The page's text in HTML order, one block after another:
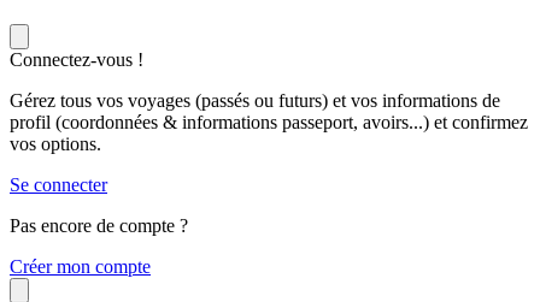
Connectez-vous !
Gérez tous vos voyages (passés ou futurs) et vos informations de
profil (coordonnées & informations passeport, avoirs...) et confirmez
vos options.
Se connecter
Pas encore de compte ?
Créer mon compte